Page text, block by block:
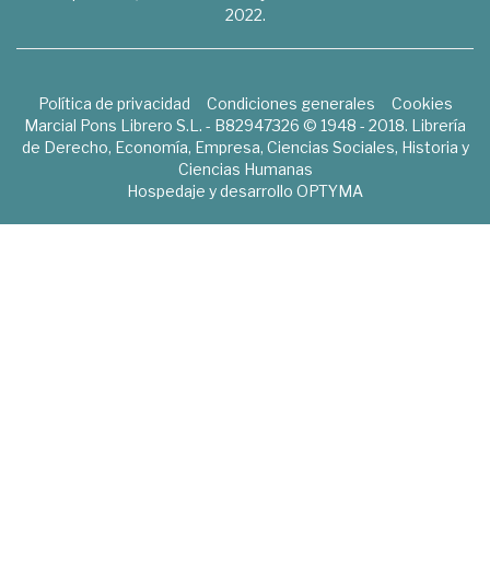
2022.
Política de privacidad Condiciones generales
Cookies
Marcial Pons Librero S.L. - B82947326 © 1948 - 2018. Librería
de Derecho, Economía, Empresa, Ciencias Sociales, Historia y
Ciencias Humanas
Hospedaje y desarrollo OPTYMA